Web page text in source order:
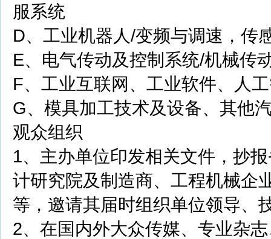
服系统
D、工业机器人/变频与调速，传
E、电气传动及控制系统/机械传
F、工业互联网、工业软件、人
G、模具加工技术及设备、其他
观众组织
1、主办单位印发相关文件，抄
计研究院及制造商、工程机械企
等，邀请其届时组织单位领导、
2、在国内外大众传媒、专业杂